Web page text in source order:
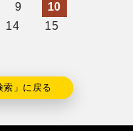
9
10
14 15
」に戻る